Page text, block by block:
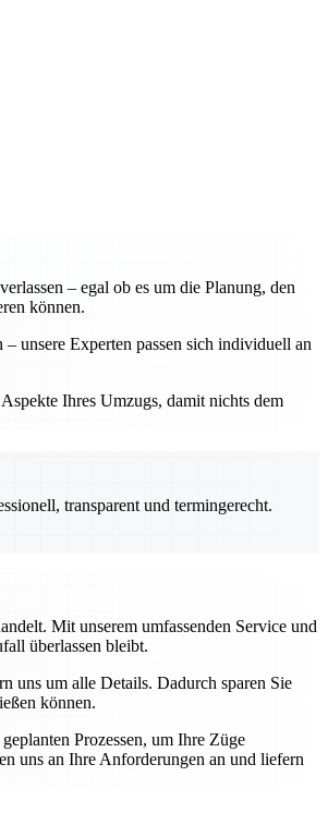
– egal ob es um die Planung, den
können.
unsere Experten passen sich individuell an
Ihres Umzugs, damit nichts dem
transparent und termingerecht.
Mit unserem umfassenden Service und
überlassen bleibt.
uns um alle Details. Dadurch sparen Sie
können.
Prozessen, um Ihre Züge
uns an Ihre Anforderungen an und liefern